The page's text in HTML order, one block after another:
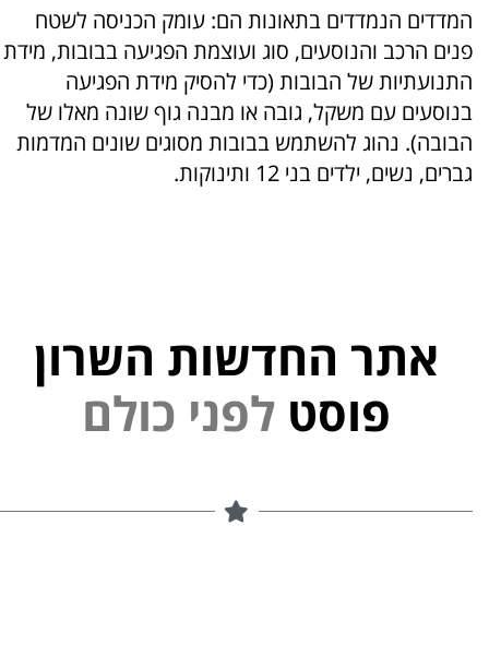
המדדים הנמדדים בתאונות הם: עומק הכניסה לשטח
פנים הרכב והנוסעים, סוג ועוצמת הפגיעה בבובות, מידת
התנועתיות של הבובות (כדי להסיק מידת הפגיעה
בנוסעים עם משקל, גובה או מבנה גוף שונה מאלו של
הבובה). נהוג להשתמש בבובות מסוגים שונים המדמות
גברים, נשים, ילדים בני 12 ותינוקות.
אתר החדשות השרון
פוסט